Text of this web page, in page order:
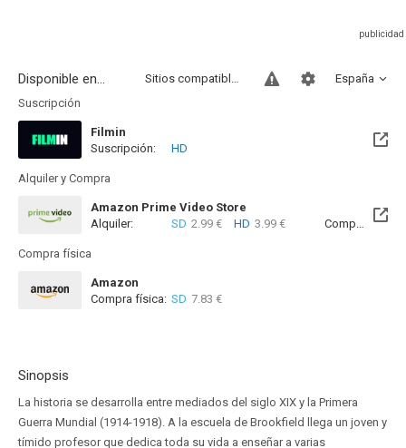
Disponible en... España
Sitios compatibles
Suscripción
Filmin
Disponible hasta el Mié, 31 Dic 2031 (Quedan 5 años)
Suscripción: HD
Alquiler y Compra
Amazon Prime Video Store
Alquiler:
SD 2.99 € HD 3.99 € Compra: SD
Compra física
Amazon
Compra física: SD 7.83 €
Sinopsis
La historia se desarrolla entre mediados del siglo XIX y la Primera
Guerra Mundial (1914-1918). A la escuela de Brookfield llega un joven y
tímido profesor que dedica toda su vida a enseñar a varias